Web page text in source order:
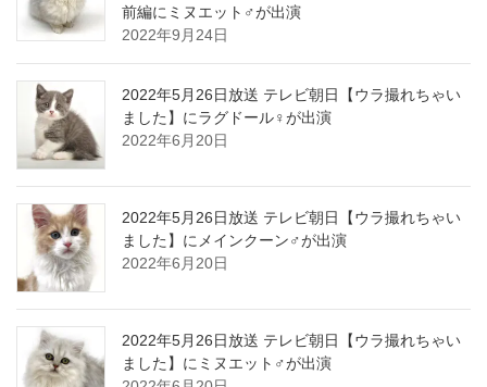
前編にミヌエット♂が出演
2022年9月24日
2022年5月26日放送 テレビ朝日【ウラ撮れちゃい
ました】にラグドール♀が出演
2022年6月20日
2022年5月26日放送 テレビ朝日【ウラ撮れちゃい
ました】にメインクーン♂が出演
2022年6月20日
2022年5月26日放送 テレビ朝日【ウラ撮れちゃい
ました】にミヌエット♂が出演